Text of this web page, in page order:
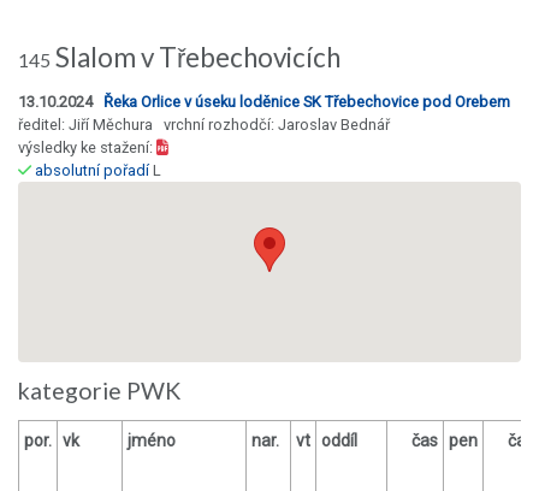
145 Slalom v Třebechovicích
13.10.2024 Řeka Orlice v úseku loděnice SK Třebechovice pod Orebem
ředitel: Jiří Měchura vrchní rozhodčí: Jaroslav Bednář
výsledky ke stažení:
absolutní pořadíL
kategorie PWK
por. vk jméno nar. vt oddíl čas pen čas